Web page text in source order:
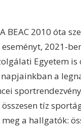
BEAC 2010 óta
eseményt, 2021-
Egyetem is
napjainkban a
tíz
a hallgatók: